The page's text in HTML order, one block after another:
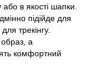
в якості шапки.
підійде для
трекінгу.
а
комфортний